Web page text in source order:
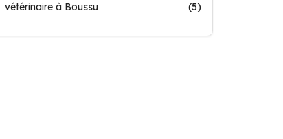
vétérinaire à Boussu
(5)